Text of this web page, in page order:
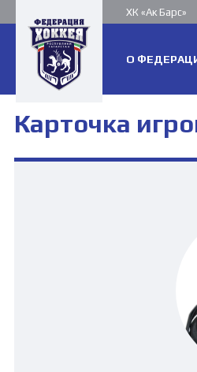
ХК «Ак Барс»
О
Карточка